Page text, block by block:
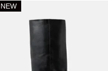
NEW